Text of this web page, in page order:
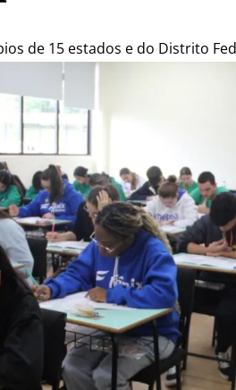
de 15 estados e do Distrito